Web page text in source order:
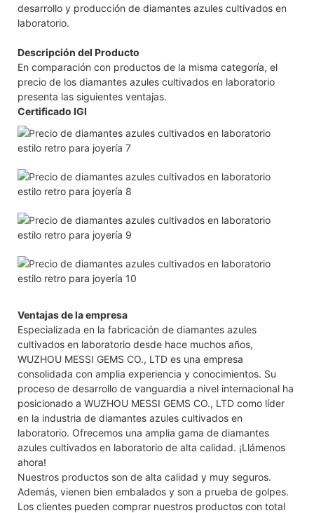
desarrollo y producción de diamantes azules cultivados en
laboratorio.
Descripción del Producto
En comparación con productos de la misma categoría, el
precio de los diamantes azules cultivados en laboratorio
presenta las siguientes ventajas.
Certificado IGI
Ventajas de la empresa
Especializada en la fabricación de diamantes azules
cultivados en laboratorio desde hace muchos años,
WUZHOU MESSI GEMS CO., LTD es una empresa
consolidada con amplia experiencia y conocimientos. Su
proceso de desarrollo de vanguardia a nivel internacional ha
posicionado a WUZHOU MESSI GEMS CO., LTD como líder
en la industria de diamantes azules cultivados en
laboratorio. Ofrecemos una amplia gama de diamantes
azules cultivados en laboratorio de alta calidad. ¡Llámenos
ahora!
Nuestros productos son de alta calidad y muy seguros.
Además, vienen bien embalados y son a prueba de golpes.
Los clientes pueden comprar nuestros productos con total